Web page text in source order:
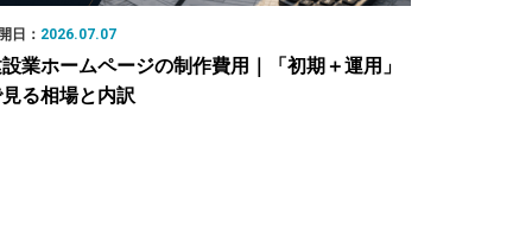
日： 2026.07.07
業ホームページの制作費用｜「初期＋運用」
る相場と内訳